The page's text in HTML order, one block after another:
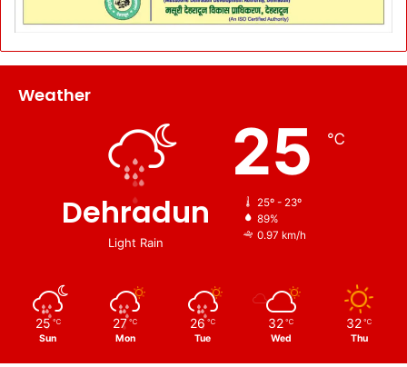
Weather
Dehradun
Light Rain
25 ℃
25º - 23º
89%
0.97 km/h
25 ℃
Sun
27 ℃
Mon
26 ℃
Tue
32 ℃
Wed
32 ℃
Thu